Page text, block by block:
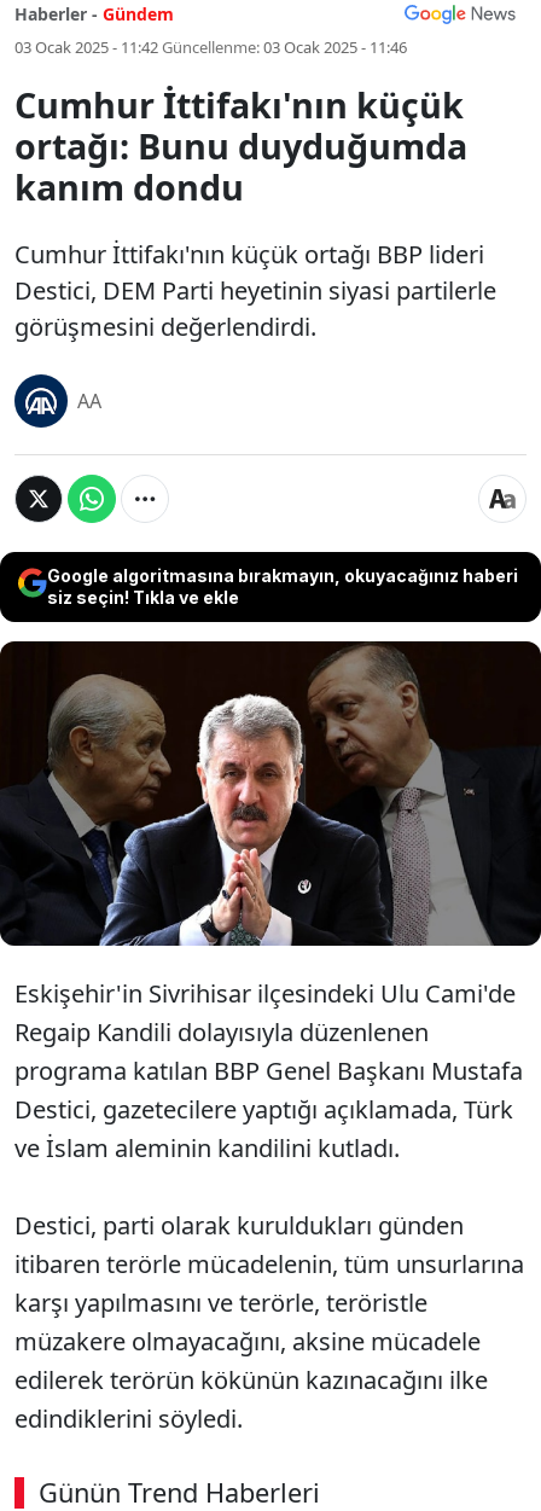
Haberler - Gündem
03 Ocak 2025 - 11:42Güncellenme:03 Ocak 2025 - 11:46
Cumhur İttifakı'nın küçük
ortağı: Bunu duyduğumda
kanım dondu
Cumhur İttifakı'nın küçük ortağı BBP lideri
Destici, DEM Parti heyetinin siyasi partilerle
görüşmesini değerlendirdi.
AA
Google algoritmasına bırakmayın, okuyacağınız haberi
siz seçin! Tıkla ve ekle
Cumhur İttifakı'nın küçük ortağı BBP
lideri Destici, DEM Parti heyetinin
siyasi partilerle görüşmesini
değerlendirdi.
Eskişehir'in Sivrihisar ilçesindeki Ulu Cami'de
Regaip Kandili dolayısıyla düzenlenen
programa katılan BBP Genel Başkanı Mustafa
Destici, gazetecilere yaptığı açıklamada, Türk
ve İslam aleminin kandilini kutladı.
Destici, parti olarak kuruldukları günden
itibaren terörle mücadelenin, tüm unsurlarına
karşı yapılmasını ve terörle, teröristle
müzakere olmayacağını, aksine mücadele
edilerek terörün kökünün kazınacağını ilke
edindiklerini söyledi.
Günün Trend Haberleri